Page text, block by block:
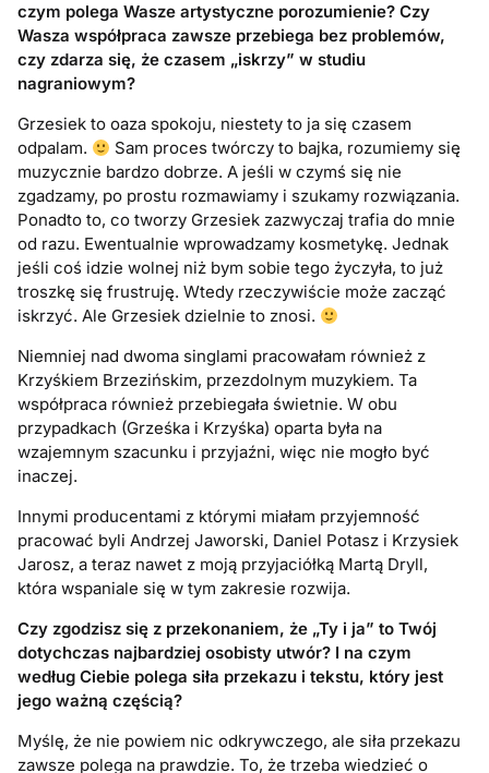
czym polega Wasze artystyczne porozumienie? Czy
Wasza współpraca zawsze przebiega bez problemów,
czy zdarza się, że czasem „iskrzy” w studiu
nagraniowym?
Grzesiek to oaza spokoju, niestety to ja się czasem
odpalam.
Sam proces twórczy to bajka, rozumiemy się
muzycznie bardzo dobrze. A jeśli w czymś się nie
zgadzamy, po prostu rozmawiamy i szukamy rozwiązania.
Ponadto to, co tworzy Grzesiek zazwyczaj trafia do mnie
od razu. Ewentualnie wprowadzamy kosmetykę. Jednak
jeśli coś idzie wolnej niż bym sobie tego życzyła, to już
troszkę się frustruję. Wtedy rzeczywiście może zacząć
iskrzyć. Ale Grzesiek dzielnie to znosi.
Niemniej nad dwoma singlami pracowałam również z
Krzyśkiem Brzezińskim, przezdolnym muzykiem. Ta
współpraca również przebiegała świetnie. W obu
przypadkach (Grześka i Krzyśka) oparta była na
wzajemnym szacunku i przyjaźni, więc nie mogło być
inaczej.
Innymi producentami z którymi miałam przyjemność
pracować byli Andrzej Jaworski, Daniel Potasz i Krzysiek
Jarosz, a teraz nawet z moją przyjaciółką Martą Dryll,
która wspaniale się w tym zakresie rozwija.
Czy zgodzisz się z przekonaniem, że „Ty i ja” to Twój
dotychczas najbardziej osobisty utwór? I na czym
według Ciebie polega siła przekazu i tekstu, który jest
jego ważną częścią?
Myślę, że nie powiem nic odkrywczego, ale siła przekazu
zawsze polega na prawdzie. To, że trzeba wiedzieć o